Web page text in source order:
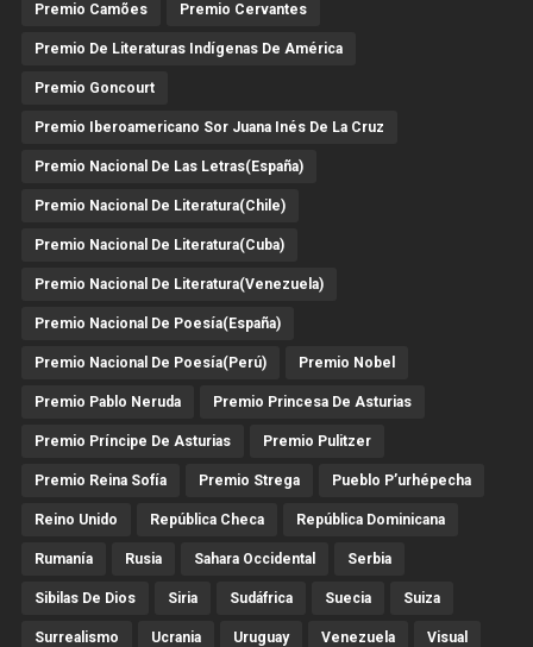
Premio Camões Premio Cervantes
Premio De Literaturas Indígenas De América
Premio Goncourt
Premio Iberoamericano Sor Juana Inés De La Cruz
Premio Nacional De Las Letras(España)
Premio Nacional De Literatura(Chile)
Premio Nacional De Literatura(Cuba)
Premio Nacional De Literatura(Venezuela)
Premio Nacional De Poesía(España)
Premio Nacional De Poesía(Perú) Premio Nobel
Premio Pablo Neruda Premio Princesa De Asturias
Premio Príncipe De Asturias Premio Pulitzer
Premio Reina Sofía Premio Strega Pueblo P’urhépecha
Reino Unido República Checa República Dominicana
Rumanía Rusia Sahara Occidental Serbia
Sibilas De Dios Siria Sudáfrica Suecia Suiza
Surrealismo Ucrania Uruguay Venezuela Visual